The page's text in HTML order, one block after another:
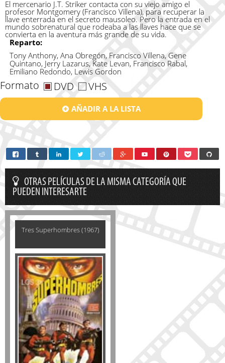
El mercenario J.T. Striker contacta con su viejo amigo el
profesor Montgomery (Francisco Villena), para recuperar la
llave enterrada en el secreto mausoleo. Pero la entrada en el
mundo sobrenatural que rodeaba a las llaves hace que se
convierta en la aventura más grande de su vida.
Reparto:
Tony Anthony, Ana Obregón, Francisco Villena, Gene
Quintano, Jerry Lazarus, Kate Levan, Francisco Rabal,
Emiliano Redondo, Lewis Gordon
Formato DVD VHS
AÑADIR A LA LISTA
OTRAS PELÍCULAS DE LA MISMA CATEGORÍA QUE
PUEDEN INTERESARTE
Tres Superhombres (1967)